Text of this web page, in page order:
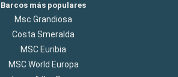
Barcos más populares
Msc Grandiosa
Costa Smeralda
MSC Euribia
MSC World Europa